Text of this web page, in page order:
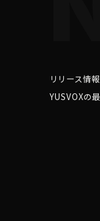
リリース情
YUSVOXの